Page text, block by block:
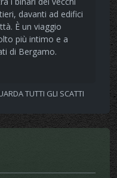
davanti ad edifici
È un viaggio
più intimo e a
di Bergamo.
TUTTI GLI SCATTI